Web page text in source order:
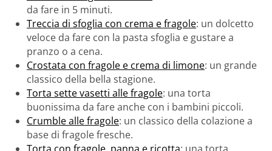
da fare in 5 minuti.
Treccia di sfoglia con crema e fragole: un dolcetto
veloce da fare con la pasta sfoglia e gustare a
pranzo o a cena.
Crostata con fragole e crema di limone: un grande
classico della bella stagione.
Torta sette vasetti alle fragole: una torta
buonissima da fare anche con i bambini piccoli.
Crumble alle fragole: un classico della colazione a
base di fragole fresche.